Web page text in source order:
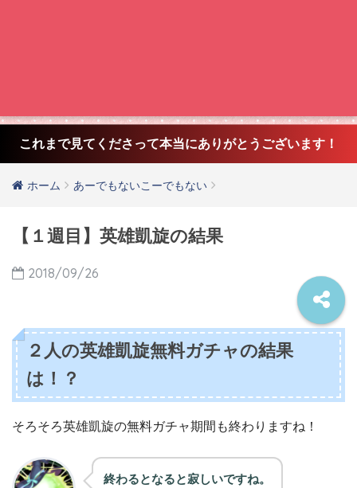
これまで見てくださって本当にありがとうございます！
ホーム あーでもないこーでもない
【１週目】英雄凱旋の結果
2018/09/26
２人の英雄凱旋無料ガチャの結果
は！？
そろそろ英雄凱旋の無料ガチャ期間も終わりますね！
終わるとなると寂しいですね。